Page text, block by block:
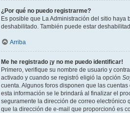
¿Por qué no puedo registrarme?
Es posible que La Administración del sitio
deshabilitado. También puede estar
Arriba
Me he registrado ¡y no me puedo identificar!
Primero, verifique su nombre de usuario y
activado y cuando se registró eligió la opción
cuenta. Algunos foros disponen que las
esta información se le brindará al finalizar el
seguramente la dirección de correo electrónico
que la dirección de e-mail que proporcionó es